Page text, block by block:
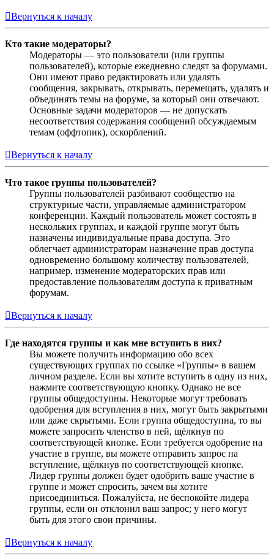
Вернуться к началу
Кто такие модераторы?
Модераторы — это пользователи (или группы
пользователей), которые ежедневно следят за форумами.
Они имеют право редактировать или удалять
сообщения, закрывать, открывать, перемещать, удалять и
объединять темы на форуме, за который они отвечают.
Основные задачи модераторов — не допускать
несоответствия содержания сообщений обсуждаемым
темам (оффтопик), оскорблений.
Вернуться к началу
Что такое группы пользователей?
Группы пользователей разбивают сообщество на
структурные части, управляемые администратором
конференции. Каждый пользователь может состоять в
нескольких группах, и каждой группе могут быть
назначены индивидуальные права доступа. Это
облегчает администраторам назначение прав доступа
одновременно большому количеству пользователей,
например, изменение модераторских прав или
предоставление пользователям доступа к приватным
форумам.
Вернуться к началу
Где находятся группы и как мне вступить в них?
Вы можете получить информацию обо всех
существующих группах по ссылке «Группы» в вашем
личном разделе. Если вы хотите вступить в одну из них,
нажмите соответствующую кнопку. Однако не все
группы общедоступны. Некоторые могут требовать
одобрения для вступления в них, могут быть закрытыми
или даже скрытыми. Если группа общедоступна, то вы
можете запросить членство в ней, щёлкнув по
соответствующей кнопке. Если требуется одобрение на
участие в группе, вы можете отправить запрос на
вступление, щёлкнув по соответствующей кнопке.
Лидер группы должен будет одобрить ваше участие в
группе и может спросить, зачем вы хотите
присоединиться. Пожалуйста, не беспокойте лидера
группы, если он отклонил ваш запрос; у него могут
быть для этого свои причины.
Вернуться к началу